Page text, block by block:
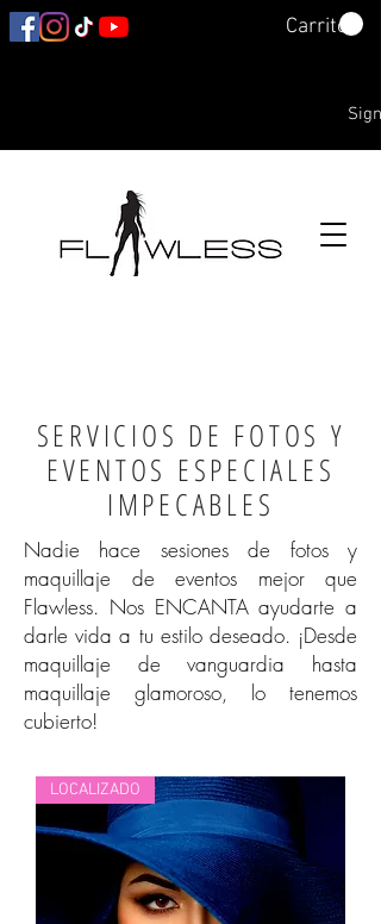
Carrito
Sign
SERVICIOS DE FOTOS Y
EVENTOS ESPECIALES
IMPECABLES
Nadie hace sesiones de fotos y
maquillaje de eventos mejor que
Flawless. Nos ENCANTA ayudarte a
darle vida a tu estilo deseado. ¡Desde
maquillaje de vanguardia hasta
maquillaje glamoroso, lo tenemos
cubierto!
LOCALIZADO